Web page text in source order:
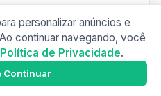
ETEC PQ. BELÉM / METRÔ TATUAPÉ
Baixe o app e tenha os horários offline!
personalizar anúncios e
continuar navegando, você
Política de Privacidade.
Continuar